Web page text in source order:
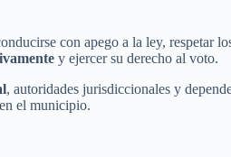
con apego a la ley, respetar
y ejercer su derecho al voto.
, autoridades jurisdiccionales y
el municipio.